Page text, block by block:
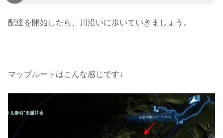
配達を開始したら、川沿いに歩いていきましょう。
マップルートはこんな感じです↓